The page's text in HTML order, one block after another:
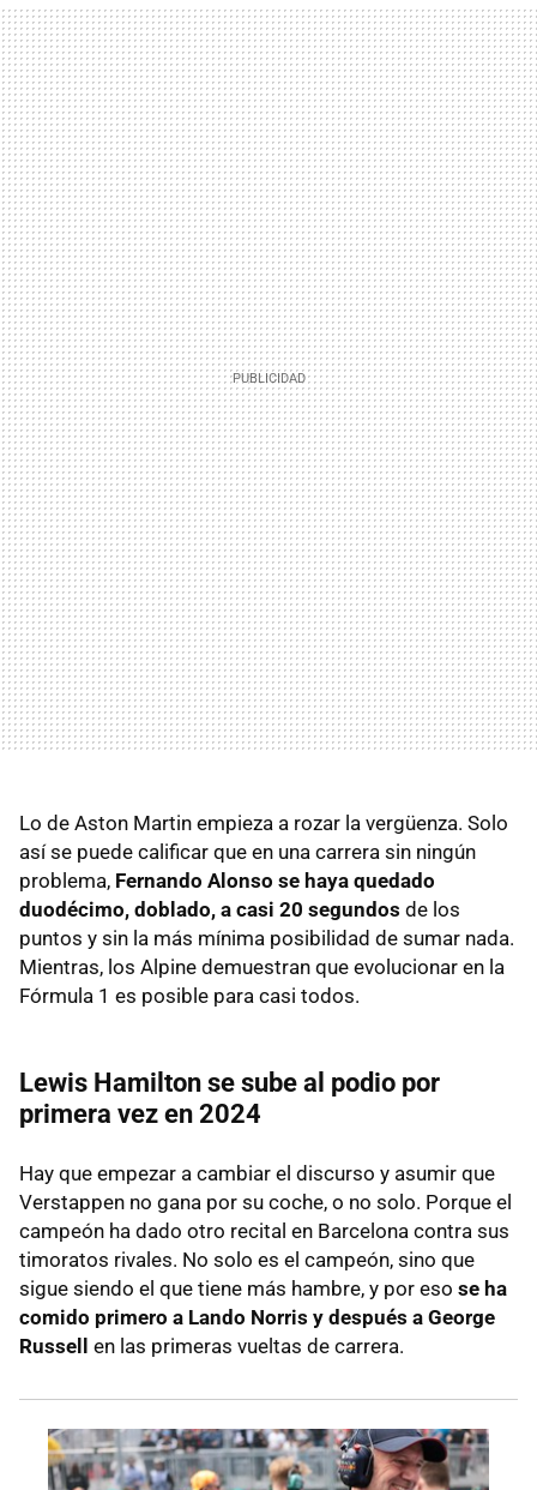
Lo de Aston Martin empieza a rozar la vergüenza. Solo
así se puede calificar que en una carrera sin ningún
problema, Fernando Alonso se haya quedado
duodécimo, doblado, a casi 20 segundos de los
puntos y sin la más mínima posibilidad de sumar nada.
Mientras, los Alpine demuestran que evolucionar en la
Fórmula 1 es posible para casi todos.
Lewis Hamilton se sube al podio por
primera vez en 2024
Hay que empezar a cambiar el discurso y asumir que
Verstappen no gana por su coche, o no solo. Porque el
campeón ha dado otro recital en Barcelona contra sus
timoratos rivales. No solo es el campeón, sino que
sigue siendo el que tiene más hambre, y por eso se ha
comido primero a Lando Norris y después a George
Russell en las primeras vueltas de carrera.